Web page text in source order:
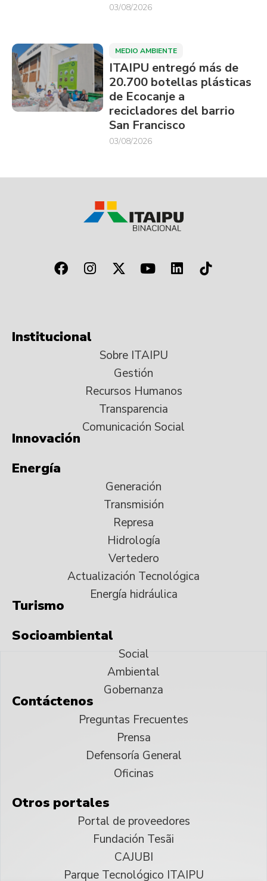
03/08/2026
MEDIO AMBIENTE
ITAIPU entregó más de
20.700 botellas plásticas
de Ecocanje a
recicladores del barrio
San Francisco
03/08/2026
Institucional
Sobre ITAIPU
Gestión
Recursos Humanos
Transparencia
Comunicación Social
Innovación
Energía
Generación
Transmisión
Represa
Hidrología
Vertedero
Actualización Tecnológica
Energía hidráulica
Turismo
Socioambiental
Social
Ambiental
Gobernanza
Contáctenos
Preguntas Frecuentes
Prensa
Defensoría General
Oficinas
Otros portales
Portal de proveedores
Fundación Tesãi
CAJUBI
Parque Tecnológico ITAIPU